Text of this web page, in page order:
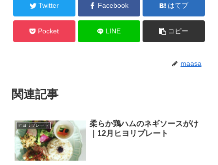
Twitter Facebook はてブ
Pocket LINE コピー
maasa
関連記事
ヒヨリプレート
柔らか鶏ハムのネギソースがけ
｜12月ヒヨリプレート